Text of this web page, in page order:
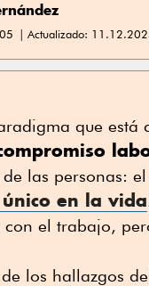
Actualizado:
que
las personas:
en la vida
con el trabajo,
de los hallazgos